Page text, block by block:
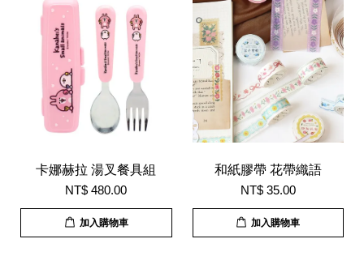
卡娜赫拉 湯叉餐具組
NT$ 480.00
加入購物車
和紙膠帶 花帶織語
NT$ 35.00
加入購物車